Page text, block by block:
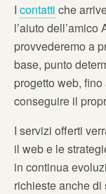
I contatti che
l’aiuto
provvederemo a
base, punto
progetto web,
conseguire il
I servizi offerti
il web e le
in continua
richieste anche di